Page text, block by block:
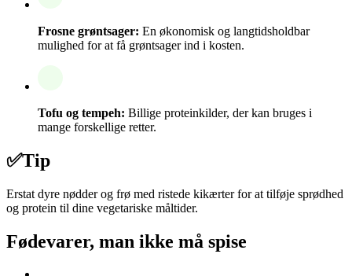
Frosne grøntsager: En økonomisk og langtidsholdbar
mulighed for at få grøntsager ind i kosten.
Tofu og tempeh: Billige proteinkilder, der kan bruges i
mange forskellige retter.
✅Tip
Erstat dyre nødder og frø med ristede kikærter for at tilføje sprødhed
og protein til dine vegetariske måltider.
Fødevarer, man ikke må spise